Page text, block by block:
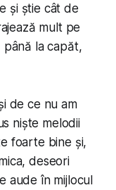
și știe cât de
mult pe
până la capăt,
de ce nu am
niște melodii
foarte bine și,
deseori
aude în mijlocul